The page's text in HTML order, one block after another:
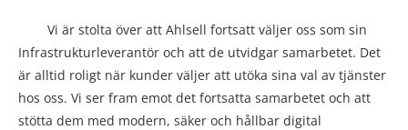
Vi är stolta över att Ahlsell fortsatt väljer oss som sin
Infrastrukturleverantör och att de utvidgar samarbetet. Det
är alltid roligt när kunder väljer att utöka sina val av tjänster
hos oss. Vi ser fram emot det fortsatta samarbetet och att
stötta dem med modern, säker och hållbar digital